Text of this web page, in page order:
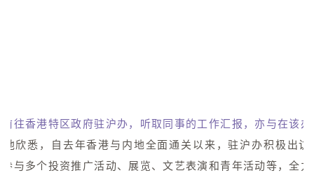
往香港特区政府驻沪办，听取同事的工作汇报，亦与在该
他欣悉，自去年香港与内地全面通关以来，驻沪办积极出
与多个投资推广活动、展览、文艺表演和青年活动等，全